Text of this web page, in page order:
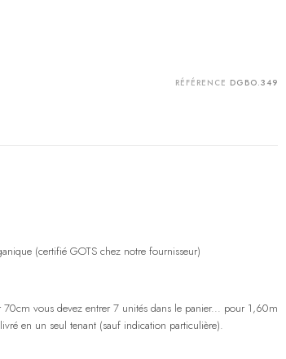
RÉFÉRENCE DGBO.349
(certifié GOTS chez notre fournisseur)
70cm vous devez entrer 7 unités dans le panier... pour 1,60m
en un seul tenant (sauf indication particulière).